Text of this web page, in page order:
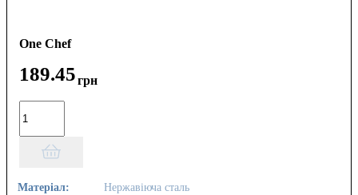
One Chef
189.45грн
Матеріал:
Нержавіюча сталь